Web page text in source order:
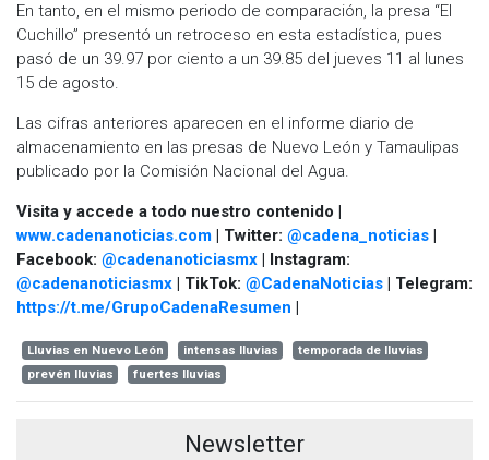
En tanto, en el mismo periodo de comparación, la presa “El
Cuchillo” presentó un retroceso en esta estadística, pues
pasó de un 39.97 por ciento a un 39.85 del jueves 11 al lunes
15 de agosto.
Las cifras anteriores aparecen en el informe diario de
almacenamiento en las presas de Nuevo León y Tamaulipas
publicado por la Comisión Nacional del Agua.
Visita y accede a todo nuestro contenido |
www.cadenanoticias.com | Twitter: @cadena_noticias |
Facebook: @cadenanoticiasmx | Instagram:
@cadenanoticiasmx | TikTok: @CadenaNoticias | Telegram:
https://t.me/GrupoCadenaResumen |
Lluvias en Nuevo León intensas lluvias
temporada de lluvias
prevén lluvias
fuertes lluvias
Newsletter